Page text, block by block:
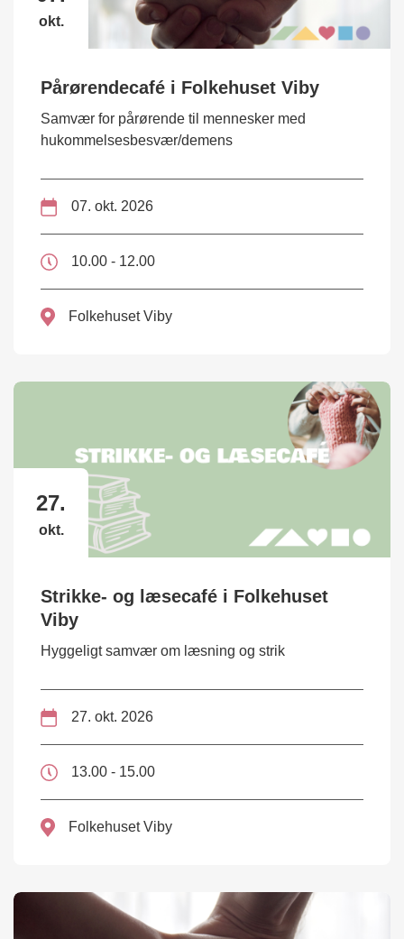
okt.
Pårørendecafé i Folkehuset Viby
Samvær for pårørende til mennesker med
hukommelsesbesvær/demens
07. okt. 2026
10.00 - 12.00
Folkehuset Viby
27.
okt.
Strikke- og læsecafé i Folkehuset
Viby
Hyggeligt samvær om læsning og strik
27. okt. 2026
13.00 - 15.00
Folkehuset Viby